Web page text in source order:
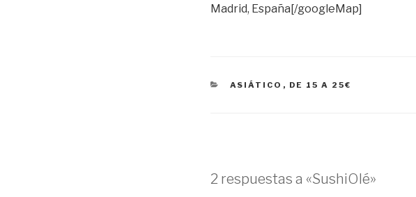
Madrid, España[/googleMap]
CATEGORÍAS
ASIÁTICO , DE 15 A 25€
2 respuestas a «SushiOlé»